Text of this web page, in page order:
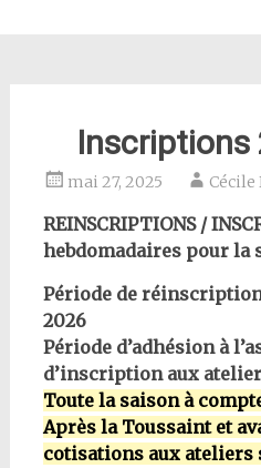
Inscriptions
mai 27, 2025 Cécile
REINSCRIPTIONS /
hebdomadaires pour la
Période de
2026
Période d’adhésion à
d’inscription aux
Toute la saison à
Après la Toussaint et
cotisations aux ateliers